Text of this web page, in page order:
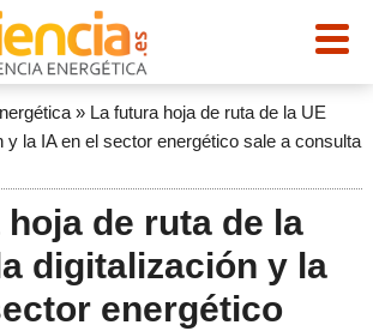
» La futura hoja de ruta de la UE
y la IA en el sector energético sale a consulta
de ruta de la
digitalización y la
energético